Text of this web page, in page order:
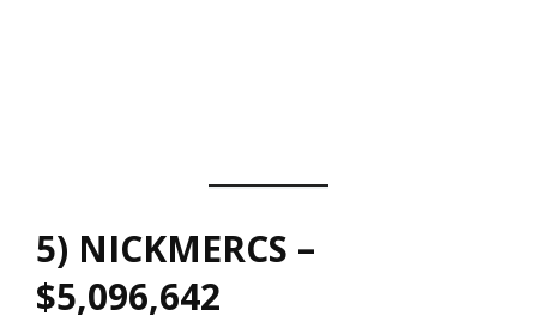
5) NICKMERCS –
$5,096,642